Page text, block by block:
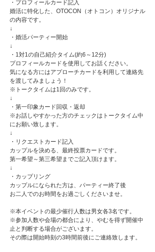
・プロフィールカード記入
婚活に特化した、OTOCON（オトコン）オリジナル
の内容です。
↓
・婚活パーティー開始
↓
・1対1の自己紹介タイム(約6～12分)
プロフィールカードを使用してお話ください。
気になる方にはアプローチカードを利用して連絡先
を渡してみましょう！
※トークタイムは1回のみです。
↓
・第一印象カード回収・返却
※お話しやすかった方のチェックはトークタイム中
にお願い致します。
↓
・リクエストカード記入
カップルを決める、最終投票カードです。
第一希望～第三希望までご記入頂けます。
↓
・カップリング
カップルになられた方は、パーティー終了後
お二人でのお時間をお過ごしくださいませ。
※本イベントの最少催行人数は男女各3名です。
※参加人数や会場の都合により、やむを得ず開催中
止と判断する場合がございます。
その際は開始時刻の3時間前後にご連絡致します。